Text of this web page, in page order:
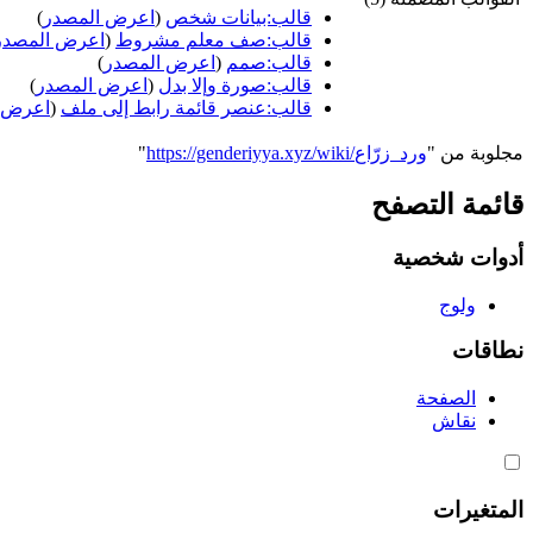
قالب:بيانات شخص ( اعرض المصدر )
قالب:صف معلم مشروط ( اعرض المصدر
قالب:صمم ( اعرض المصدر )
قالب:صورة وإلا بدل ( اعرض المصدر )
قالب:عنصر قائمة رابط إلى ملف ( اعرض
مجلوبة من "https://genderiyya.xyz/wiki/ورد_زرّاع "
قائمة التصفح
أدوات شخصية
ولوج
نطاقات
الصفحة
نقاش
المتغيرات